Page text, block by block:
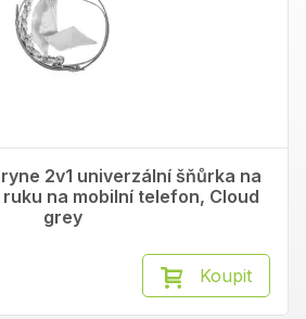
2v1 univerzální šňůrka na
na mobilní telefon, Cloud
grey
Koupit